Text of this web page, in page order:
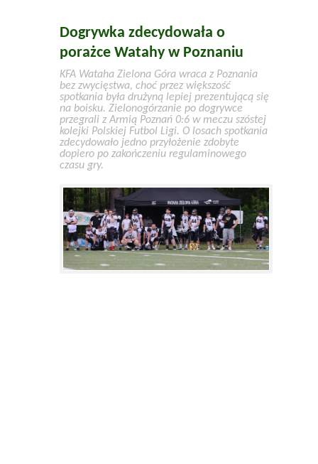
Dogrywka zdecydowała o
porażce Watahy w Poznaniu
KFA Wataha Zielona Góra wraca z Poznania
bez zwycięstwa, choć przez większość
spotkania była drużyną lepiej prezentującą się
na boisku. Zielonogórzanie po dogrywce
przegrali z Armią Poznań 0:6 w meczu szóstej
kolejki Polskiej Futbol Ligi. O losach spotkania
zdecydowało jedno przyłożenie zdobyte
dopiero po zakończeniu regulaminowego
czasu gry.